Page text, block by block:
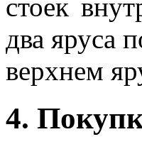
стоек
два яруса
верхнем
4.